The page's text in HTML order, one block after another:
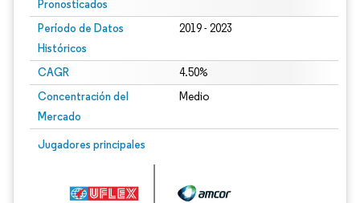
Pronosticados
Período de Datos
Históricos
2019 - 2023
CAGR 4.50%
Concentración del
Mercado
Medio
Jugadores principales